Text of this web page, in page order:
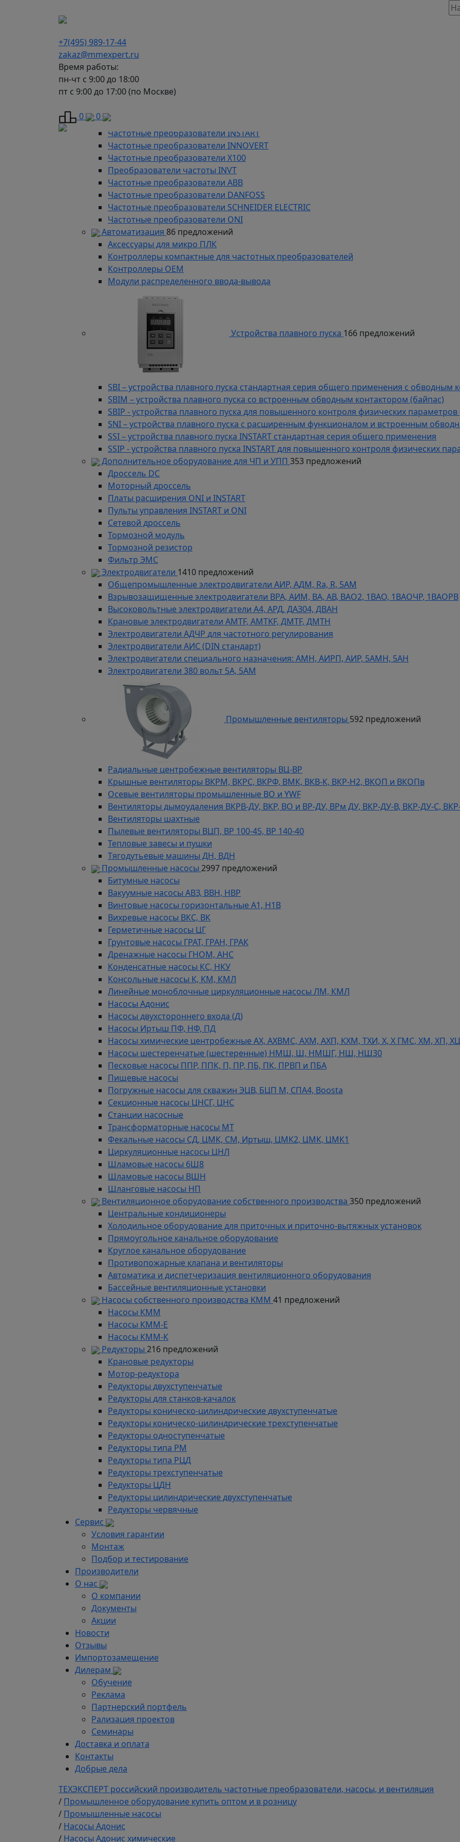
+7(495) 989-17-44
zakaz@mmexpert.ru
Время работы:
пн-чт с 9:00 до 18:00
пт с 9:00 до 17:00 (по Москве)
0 0
Каталог
Преобразователи частоты AD
Частотные преобразователи INSTART
Частотные преобразователи INNOVERT
Частотные преобразователи Х100
Преобразователи частоты INVT
Частотные преобразователи ABB
Частотные преобразователи DANFOSS
Частотные преобразователи SCHNEIDER ELECTRIC
Частотные преобразователи ONI
Автоматизация 86 предложений
Аксессуары для микро ПЛК
Контроллеры компактные для частотных преобразователей
Контроллеры ОЕМ
Модули распределенного ввода-вывода
Устройства плавного пуска 166 предложений
SBI – устройства плавного пуска стандартная серия общего применения с обводным
SBIM – устройства плавного пуска со встроенным обводным контактором (байпас)
SBIP - устройства плавного пуска для повышенного контроля физических
SNI – устройства плавного пуска с расширенным функционалом и встроенным
SSI – устройства плавного пуска INSTART стандартная серия общего применения
SSIP - устройства плавного пуска INSTART для повышенного контроля физических
Дополнительное оборудование для ЧП и УПП 353 предложений
Дроссель DC
Моторный дроссель
Платы расширения ONI и INSTART
Пульты управления INSTART и ONI
Сетевой дроссель
Тормозной модуль
Тормозной резистор
Фильтр ЭМС
Электродвигатели 1410 предложений
Общепромышленные электродвигатели АИР, АДМ, Ra, R, 5AM
Взрывозащищенные электродвигатели ВРА, АИМ, ВА, АВ, ВАO2, 1ВАО, 1ВАОЧР, 1ВАОРВ
Высоковольтные электродвигатели A4, АРД, ДАЗ04, ДВАН
Крановые электродвигатели AMTF, AMTKF, ДMTF, ДМТН
Электродвигатели АДЧР для частотного регулирования
Электродвигатели АИС (DIN стандарт)
Электродвигатели специального назначения: АМН, АИРП, АИР, 5АМН, 5АН
Электродвигатели 380 вольт 5А, 5АМ
Промышленные вентиляторы 592 предложений
Радиальные центробежные вентиляторы ВЦ-ВР
Крышные вентиляторы ВКРМ, ВКРС, ВКРФ, ВМК, ВКВ-К, ВКР-Н2, ВКОП и ВКОПв
Осевые вентиляторы промышленные ВО и YWF
Вентиляторы дымоудаления ВКРВ-ДУ, ВКР, ВО и ВР-ДУ, ВРм ДУ, ВКР-ДУ-В, ВКР-ДУ-С,
Вентиляторы шахтные
Пылевые вентиляторы ВЦП, ВР 100-45, ВР 140-40
Тепловые завесы и пушки
Тягодутьевые машины ДН, ВДН
Промышленные насосы 2997 предложений
Битумные насосы
Вакуумные насосы АВЗ, ВВН, НВР
Винтовые насосы горизонтальные А1, Н1В
Вихревые насосы ВКС, ВК
Герметичные насосы ЦГ
Грунтовые насосы ГРАТ, ГРАН, ГРАК
Дренажные насосы ГНОМ, АНС
Конденсатные насосы КС, НКУ
Консольные насосы К, КМ, КМЛ
Линейные моноблочные циркуляционные насосы ЛМ, КМЛ
Насосы Адонис
Насосы двухстороннего входа (Д)
Насосы Иртыш ПФ, НФ, ПД
Насосы химические центробежные АХ, АХВМС, АХМ, АХП, КХМ, ТХИ, Х, Х ГМС, ХМ, ХП,
Насосы шестеренчатые (шестеренные) НМШ, Ш, НМШГ, НШ, НШ30
Песковые насосы ППР, ППК, П, ПР, ПБ, ПК, ПРВП и ПБА
Пищевые насосы
Погружные насосы для скважин ЭЦВ, БЦП М, СПА4, Boosta
Секционные насосы ЦНСГ, ЦНС
Станции насосные
Трансформаторные насосы МТ
Фекальные насосы СД, ЦМК, СМ, Иртыш, ЦМК2, ЦМК, ЦМК1
Циркуляционные насосы ЦНЛ
Шламовые насосы 6Ш8
Шламовые насосы ВШН
Шланговые насосы НП
Вентиляционное оборудование собственного производства 350 предложений
Центральные кондиционеры
Холодильное оборудование для приточных и приточно-вытяжных установок
Прямоугольное канальное оборудование
Круглое канальное оборудование
Противопожарные клапана и вентиляторы
Автоматика и диспетчеризация вентиляционного оборудования
Бассейные вентиляционные установки
Насосы собственного производства KMM 41 предложений
Насосы КММ
Насосы КММ-Е
Насосы КММ-К
Редукторы 216 предложений
Крановые редукторы
Мотор-редуктора
Редукторы двухступенчатые
Редукторы для станков-качалок
Редукторы коническо-цилиндрические двухступенчатые
Редукторы коническо-цилиндрические трехступенчатые
Редукторы одноступенчатые
Редукторы типа РМ
Редукторы типа РЦД
Редукторы трехступенчатые
Редукторы ЦДН
Редукторы цилиндрические двухступенчатые
Редукторы червячные
Сервис
Условия гарантии
Монтаж
Подбор и тестирование
Производители
О нас
О компании
Документы
Акции
Новости
Отзывы
Импортозамещение
Дилерам
Обучение
Реклама
Партнерский портфель
Рализация проектов
Семинары
Доставка и оплата
Контакты
Добрые дела
ТЕХЭКСПЕРТ российский производитель частотные преобразователи, насосы, и вентиляция
/ Промышленное оборудование купить оптом и в розницу
/ Промышленные насосы
/ Насосы Адонис
/ Насосы Адонис химические